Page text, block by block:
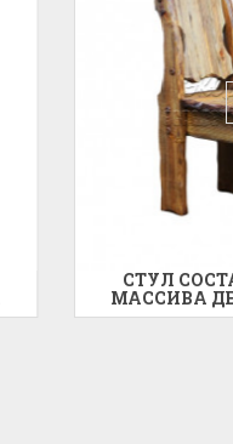
СТУЛ СОСТАРЕННЫЙ ИЗ
ДЕРЕВА ДОБРЯК